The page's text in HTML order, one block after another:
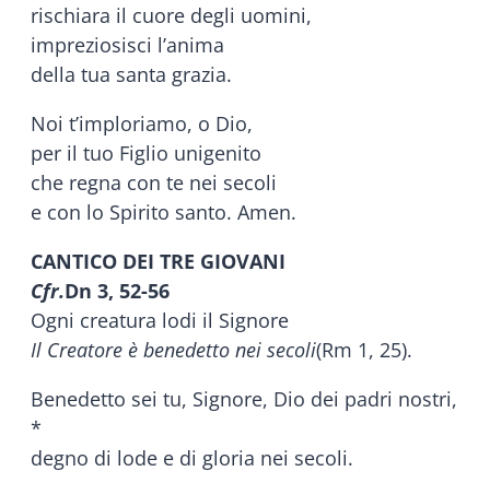
rischiara il cuore degli uomini,
impreziosisci l’anima
della tua santa grazia.
Noi t’imploriamo, o Dio,
per il tuo Figlio unigenito
che regna con te nei secoli
e con lo Spirito santo. Amen.
CANTICO DEI TRE GIOVANI
Cfr.Dn 3, 52-56
Ogni creatura lodi il Signore
Il Creatore è benedetto nei secoli(Rm 1, 25).
Benedetto sei tu, Signore, Dio dei padri nostri,
*
degno di lode e di gloria nei secoli.